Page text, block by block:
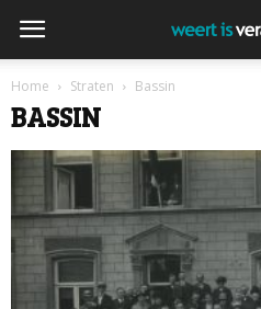
Home Straten Bassin
BASSIN